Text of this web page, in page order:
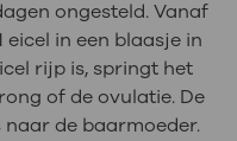
ongesteld. Vanaf
eicel in een blaasje in
rijp is, springt het
of de ovulatie. De
de baarmoeder.